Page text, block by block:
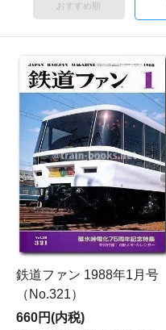
おすすめ順
鉄道ファン 1988年1月号
（No.321）
660円(内税)